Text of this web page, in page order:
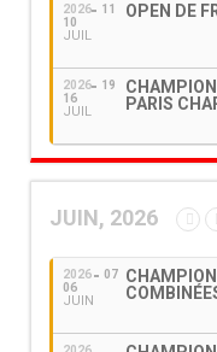
2026
10
JUIL
11 OPEN DE
2026
16
JUIL
19
PARIS
JUIN, 2026
2026
06
JUIN
07